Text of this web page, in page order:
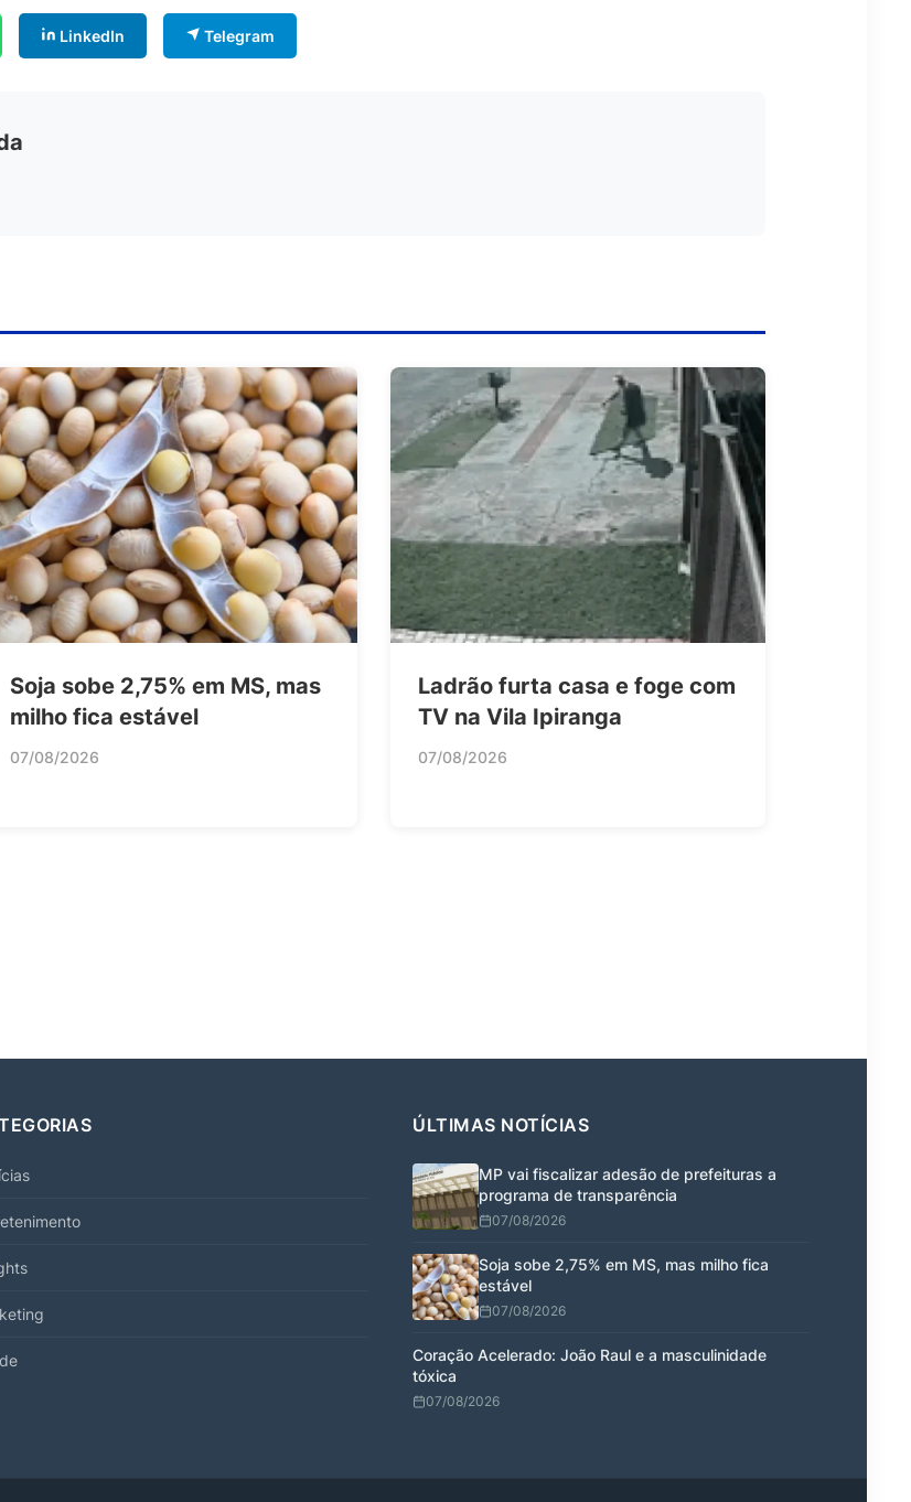
LinkedIn Telegram
Soja sobe 2,75% em MS, mas
milho fica estável
07/08/2026
Ladrão furta casa e foge com
TV na Vila Ipiranga
07/08/2026
ÚLTIMAS NOTÍCIAS
MP vai fiscalizar adesão de prefeituras a
programa de transparência
07/08/2026
Soja sobe 2,75% em MS, mas milho fica
estável
07/08/2026
Coração Acelerado: João Raul e a masculinidade
tóxica
07/08/2026